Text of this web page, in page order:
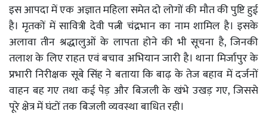
इस आपदा में एक अज्ञात महिला समेत दो लोगों की मौत की पुष्टि हुई
है। मृतकों में सावित्री देवी पत्नी चंद्रभान का नाम शामिल है। इसके
अलावा तीन श्रद्धालुओं के लापता होने की भी सूचना है, जिनकी
तलाश के लिए राहत एवं बचाव अभियान जारी है। थाना मिर्जापुर के
प्रभारी निरीक्षक सूबे सिंह ने बताया कि बाढ़ के तेज बहाव में दर्जनों
वाहन बह गए तथा कई पेड़ और बिजली के खंभे उखड़ गए, जिससे
पूरे क्षेत्र में घंटों तक बिजली व्यवस्था बाधित रही।